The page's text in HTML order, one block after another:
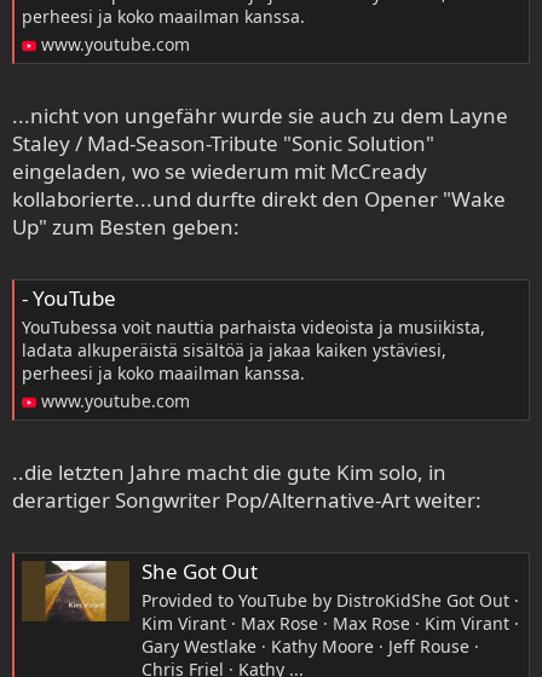
perheesi ja koko maailman kanssa.
www.youtube.com
...nicht von ungefähr wurde sie auch zu dem Layne
Staley / Mad-Season-Tribute "Sonic Solution"
eingeladen, wo se wiederum mit McCready
kollaborierte...und durfte direkt den Opener "Wake
Up" zum Besten geben:
- YouTube
YouTubessa voit nauttia parhaista videoista ja musiikista,
ladata alkuperäistä sisältöä ja jakaa kaiken ystäviesi,
perheesi ja koko maailman kanssa.
www.youtube.com
..die letzten Jahre macht die gute Kim solo, in
derartiger Songwriter Pop/Alternative-Art weiter:
She Got Out
Provided to YouTube by DistroKidShe Got Out ·
Kim Virant · Max Rose · Max Rose · Kim Virant ·
Gary Westlake · Kathy Moore · Jeff Rouse ·
Chris Friel · Kathy ...